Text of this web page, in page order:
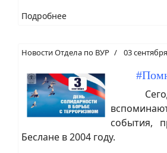
Подробнее
Новости Отдела по ВУР 03
события,
Беслане в 2004 году.